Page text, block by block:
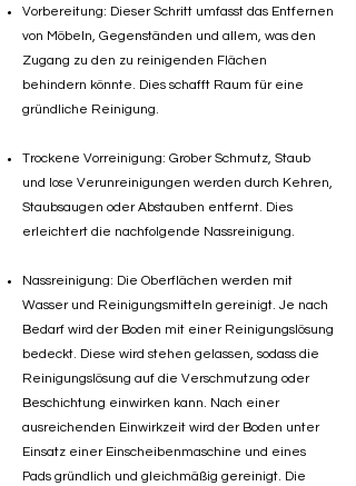
Vorbereitung: Dieser Schritt umfasst das Entfernen
von Möbeln, Gegenständen und allem, was den
Zugang zu den zu reinigenden Flächen
behindern könnte. Dies schafft Raum für eine
gründliche Reinigung.
Trockene Vorreinigung: Grober Schmutz, Staub
und lose Verunreinigungen werden durch Kehren,
Staubsaugen oder Abstauben entfernt. Dies
erleichtert die nachfolgende Nassreinigung.
Nassreinigung: Die Oberflächen werden mit
Wasser und Reinigungsmitteln gereinigt. Je nach
Bedarf wird der Boden mit einer Reinigungslösung
bedeckt. Diese wird stehen gelassen, sodass die
Reinigungslösung auf die Verschmutzung oder
Beschichtung einwirken kann. Nach einer
ausreichenden Einwirkzeit wird der Boden unter
Einsatz einer Einscheibenmaschine und eines
Pads gründlich und gleichmäßig gereinigt. Die